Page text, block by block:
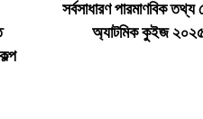
সর্বসাধারণ পারমাণবিক
অ্যাটমিক কুইজ ২০২৫